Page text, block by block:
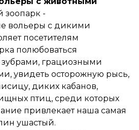
зоопарк -
вольеры с дикими
посетителям
полюбоваться
грациозными
увидеть осторожную рысь,
диких кабанов,
птиц, среди которых
привлекает наша самая
ушастый.